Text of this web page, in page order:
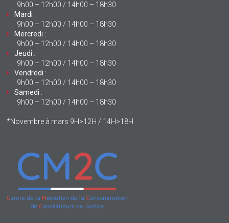
9h00 – 12h00 / 14h00 – 18h30
Mardi :
9h00 – 12h00 / 14h00 – 18h30
Mercredi :
9h00 – 12h00 / 14h00 – 18h30
Jeudi :
9h00 – 12h00 / 14h00 – 18h30
Vendredi :
9h00 – 12h00 / 14h00 – 18h30
Samedi :
9h00 – 12h00 / 14h00 – 18h30
*Novembre à mars 9H>12H / 14H>18H